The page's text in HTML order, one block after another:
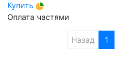
Купить
Оплата частями
Назад 1